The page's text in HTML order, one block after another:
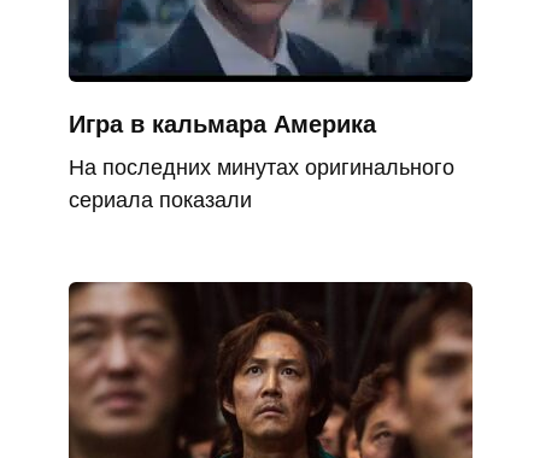
Игра в кальмара Америка
На последних минутах оригинального
сериала показали